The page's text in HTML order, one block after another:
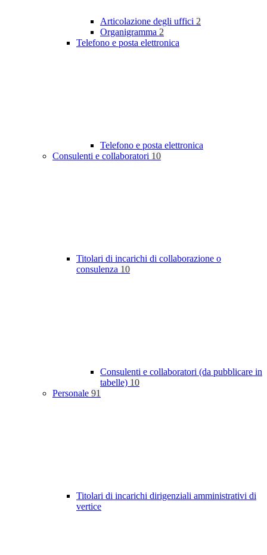
Articolazione degli uffici 2
Organigramma 2
Telefono e posta elettronica
Telefono e posta elettronica
Consulenti e collaboratori 10
Titolari di incarichi di collaborazione o
consulenza 10
Consulenti e collaboratori (da pubblicare in
tabelle) 10
Personale 91
Titolari di incarichi dirigenziali amministrativi di
vertice